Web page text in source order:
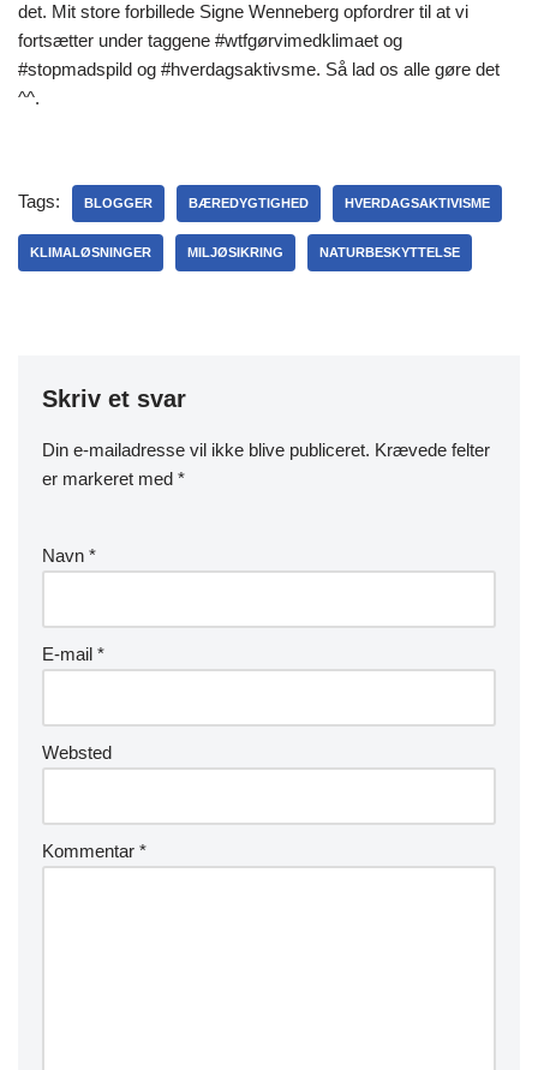
det. Mit store forbillede Signe Wenneberg opfordrer til at vi
fortsætter under taggene #wtfgørvimedklimaet og
#stopmadspild og #hverdagsaktivsme. Så lad os alle gøre det
^^.
Tags: BLOGGER BÆREDYGTIGHED HVERDAGSAKTIVISME
KLIMALØSNINGER MILJØSIKRING NATURBESKYTTELSE
Skriv et svar
Din e-mailadresse vil ikke blive publiceret. Krævede felter
er markeret med *
Navn *
E-mail *
Websted
Kommentar *